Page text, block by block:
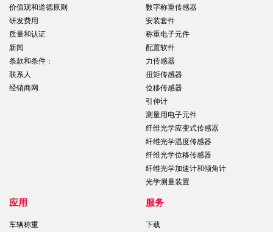
价值观和道德原则
研发费用
质量和认证
新闻
条款和条件：
联系人
经销商网
数字称重传感器
安装套件
称重电子元件
配置软件
力传感器
扭矩传感器
位移传感器
引伸计
测量用电子元件
纤维光学应变式传感器
纤维光学温度传感器
纤维光学位移传感器
纤维光学加速计和倾角计
光学测量装置
应用
车辆称重
服务
下载